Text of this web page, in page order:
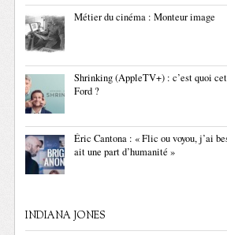
Métier du cinéma : Monteur image
Shrinking (AppleTV+) : c’est quoi
Ford ?
Éric Cantona : « Flic ou voyou, j’ai
ait une part d’humanité »
INDIANA JONES